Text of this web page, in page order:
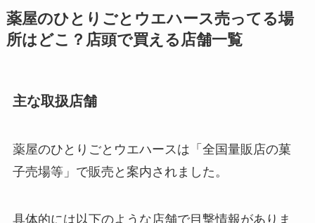
薬屋のひとりごとウエハース売ってる場
所はどこ？店頭で買える店舗一覧
主な取扱店舗
薬屋のひとりごとウエハースは「全国量販店の菓
子売場等」で販売と案内されました。
具体的には以下のような店舗で目撃情報がありま